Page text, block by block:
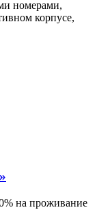
номерами,
корпусе,
на проживание